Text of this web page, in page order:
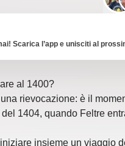
Scarica l’app e unisciti al
al 1400?
rievocazione: è il
1404, quando Feltre
insieme un viaggio